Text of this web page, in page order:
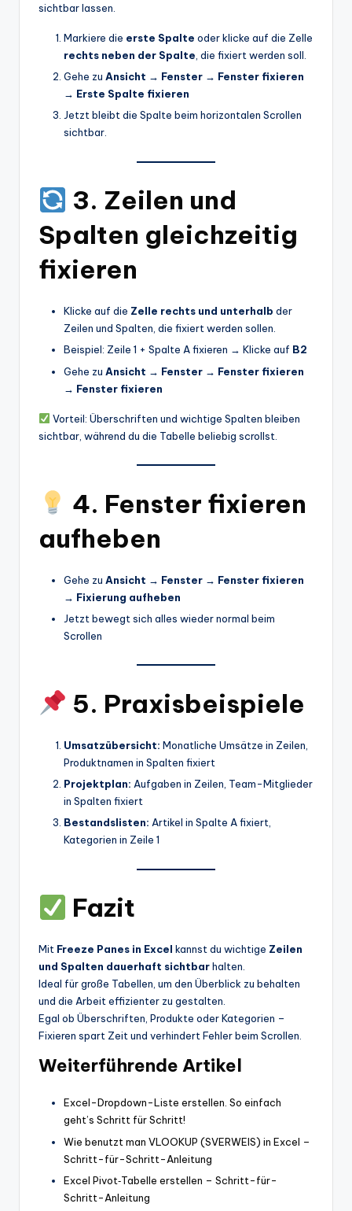
sichtbar lassen.
Markiere die erste Spalte oder klicke auf die Zelle
rechts neben der Spalte , die fixiert werden soll.
Gehe zu Ansicht → Fenster → Fenster fixieren
→ Erste Spalte fixieren
Jetzt bleibt die Spalte beim horizontalen Scrollen
sichtbar.
3. Zeilen und
Spalten gleichzeitig
fixieren
Klicke auf die Zelle rechts und unterhalb der
Zeilen und Spalten, die fixiert werden sollen.
Beispiel: Zeile 1 + Spalte A fixieren → Klicke auf B2
Gehe zu Ansicht → Fenster → Fenster fixieren
→ Fenster fixieren
Vorteil: Überschriften und wichtige Spalten bleiben
sichtbar, während du die Tabelle beliebig scrollst.
4. Fenster fixieren
aufheben
Gehe zu Ansicht → Fenster → Fenster fixieren
→ Fixierung aufheben
Jetzt bewegt sich alles wieder normal beim
Scrollen
5. Praxisbeispiele
Umsatzübersicht: Monatliche Umsätze in Zeilen,
Produktnamen in Spalten fixiert
Projektplan: Aufgaben in Zeilen, Team-Mitglieder
in Spalten fixiert
Bestandslisten: Artikel in Spalte A fixiert,
Kategorien in Zeile 1
Fazit
Mit Freeze Panes in Excel kannst du wichtige Zeilen
und Spalten dauerhaft sichtbarhalten.
Ideal für große Tabellen, um den Überblick zu behalten
und die Arbeit effizienter zu gestalten.
Egal ob Überschriften, Produkte oder Kategorien –
Fixieren spart Zeit und verhindert Fehler beim Scrollen.
Weiterführende Artikel
Excel-Dropdown-Liste erstellen. So einfach
geht’s Schritt für Schritt!
Wie benutzt man VLOOKUP (SVERWEIS) in Excel –
Schritt-für-Schritt-Anleitung
Excel Pivot‑Tabelle erstellen – Schritt-für-
Schritt-Anleitung